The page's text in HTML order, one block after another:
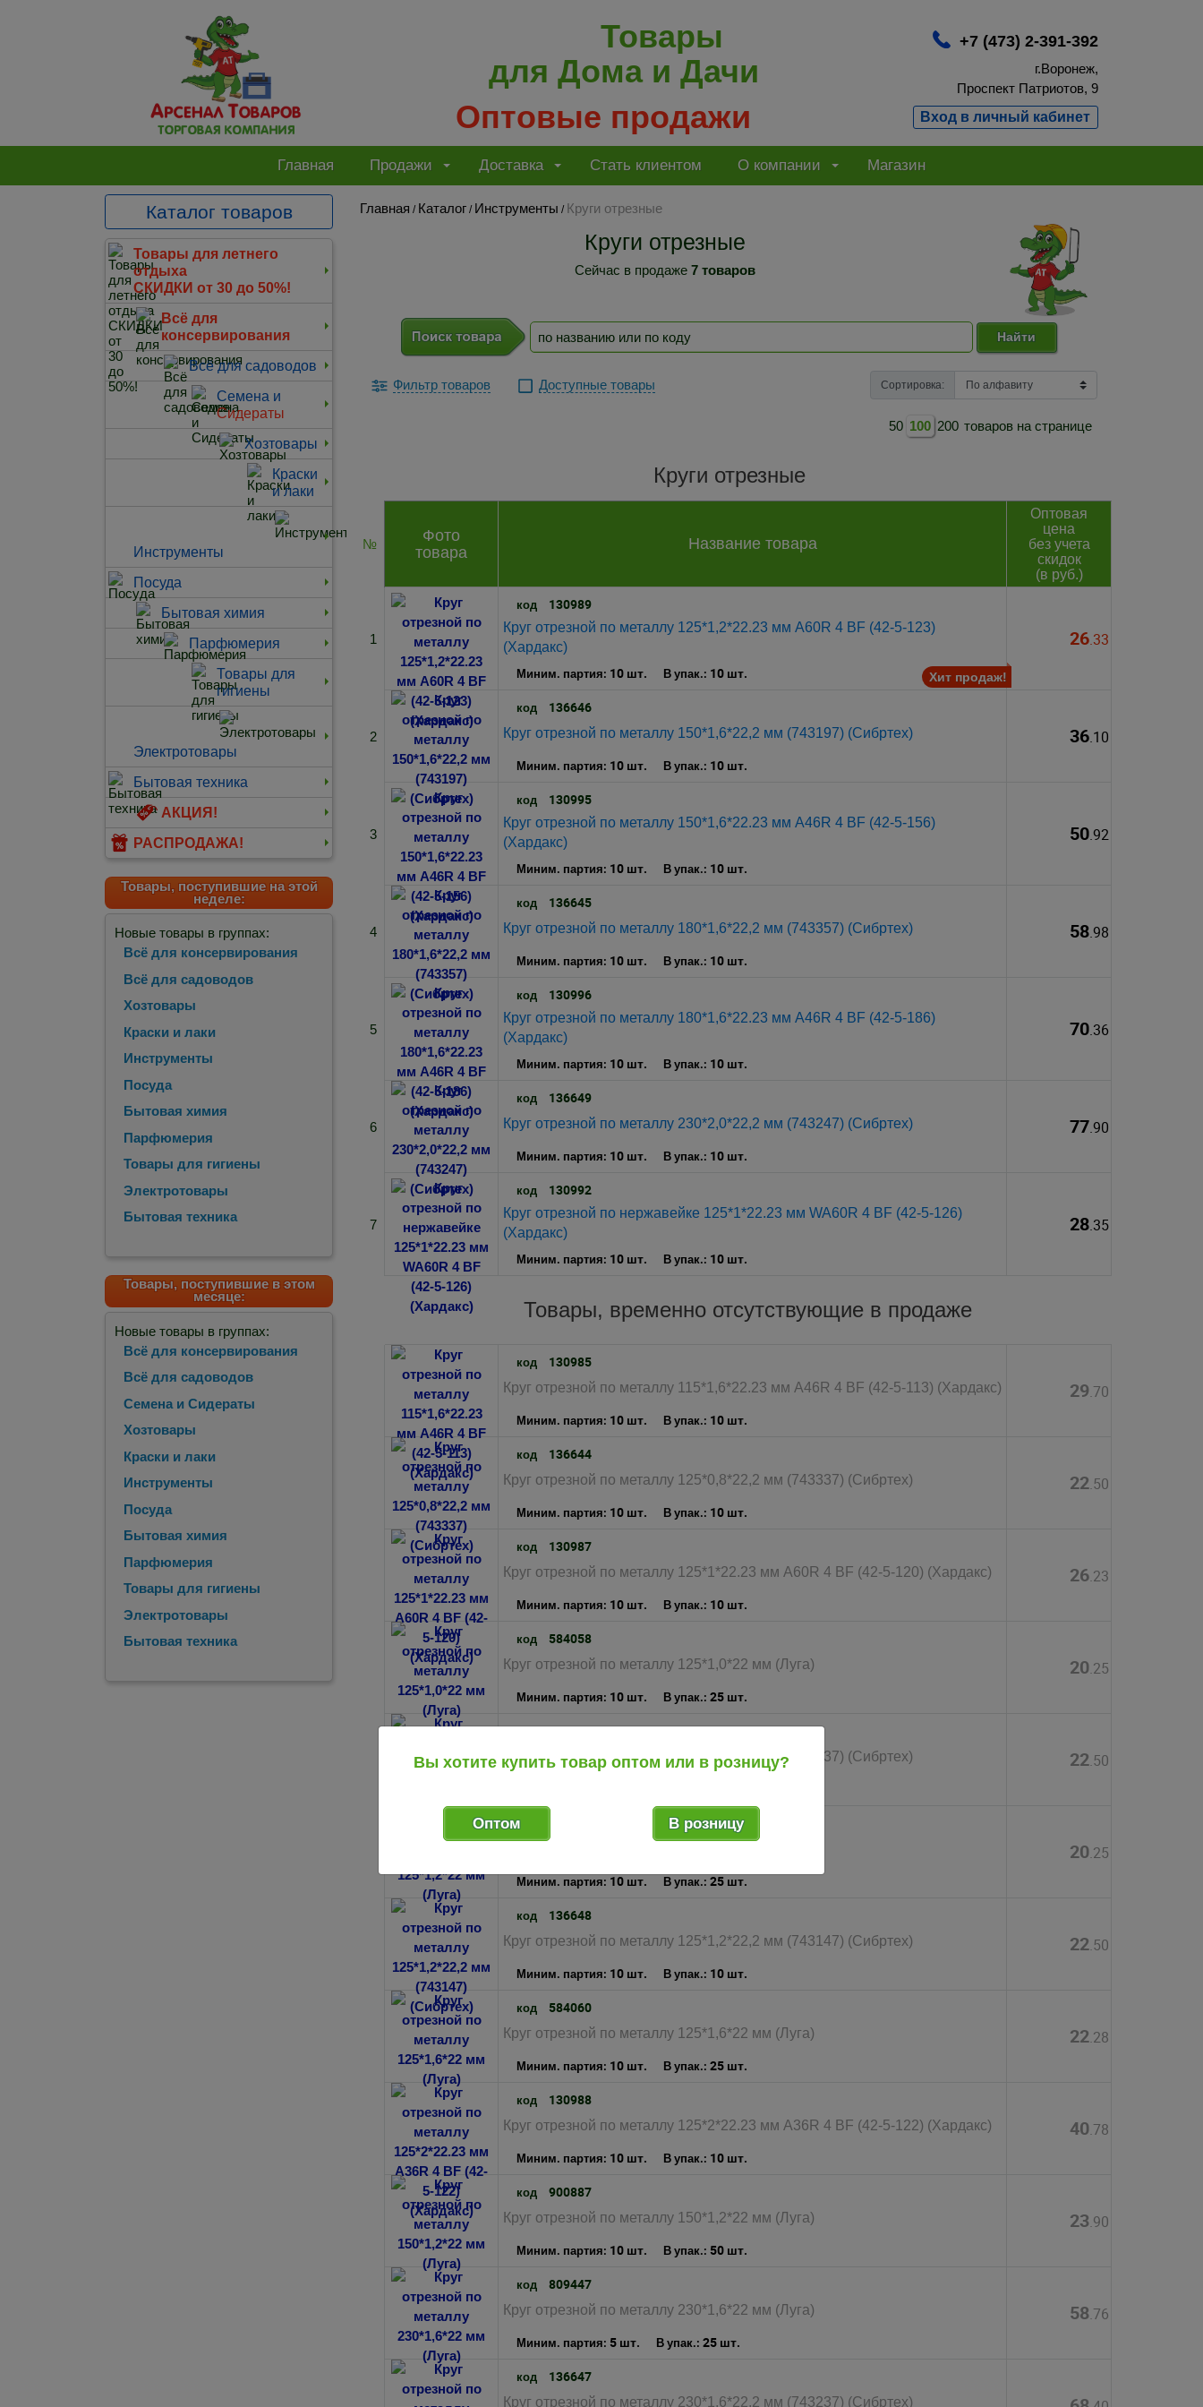
Товары
для Дома и Дачи
Оптовые продажи
+7 (473) 2-391-392
г.Воронеж,
Проспект Патриотов, 9
Вход в личный кабинет
Главная Продажи Доставка Стать клиентом О компании Магазин
Каталог товаров
Товары для летнего
отдыха
СКИДКИ от 30 до 50%!
Всё для
консервирования
Всё для садоводов
Семена и
Сидераты
Хозтовары
Краски
и лаки
Инструменты
Посуда
Бытовая химия
Парфюмерия
Товары для
гигиены
Электротовары
Бытовая техника
АКЦИЯ!
РАСПРОДАЖА!
Товары, поступившие на этой
неделе:
Новые товары в группах:
Всё для консервирования
Всё для садоводов
Хозтовары
Краски и лаки
Инструменты
Посуда
Бытовая химия
Парфюмерия
Товары для гигиены
Электротовары
Бытовая техника
Товары, поступившие в этом
месяце:
Новые товары в группах:
Всё для консервирования
Всё для садоводов
Семена и Сидераты
Хозтовары
Краски и лаки
Инструменты
Посуда
Бытовая химия
Парфюмерия
Товары для гигиены
Электротовары
Бытовая техника
Главная / Каталог / Инструменты / Круги отрезные
Круги отрезные
Сейчас в продаже7 товаров
Найти
Фильтр товаров Доступные товары Сортировка:
50 100 200 товаров на странице
Круги отрезные
№
Фото
товара
Название товара
Оптовая
цена
без учета
скидок
(в руб.)
1
код 130989
Круг отрезной по металлу 125*1,2*22.23 мм A60R 4 BF (42-5-123)
(Хардакс)
Миним. партия: 10 шт. В упак.: 10 шт. Хит продаж!
26.33
2
код 136646
Круг отрезной по металлу 150*1,6*22,2 мм (743197) (Сибртех)
Миним. партия: 10 шт. В упак.: 10 шт.
36.10
3
код 130995
Круг отрезной по металлу 150*1,6*22.23 мм A46R 4 BF (42-5-156)
(Хардакс)
Миним. партия: 10 шт. В упак.: 10 шт.
50.92
4
код 136645
Круг отрезной по металлу 180*1,6*22,2 мм (743357) (Сибртех)
Миним. партия: 10 шт. В упак.: 10 шт.
58.98
5
код 130996
Круг отрезной по металлу 180*1,6*22.23 мм A46R 4 BF (42-5-186)
(Хардакс)
Миним. партия: 10 шт. В упак.: 10 шт.
70.36
6
код 136649
Круг отрезной по металлу 230*2,0*22,2 мм (743247) (Сибртех)
Миним. партия: 10 шт. В упак.: 10 шт.
77.90
7
код 130992
Круг отрезной по нержавейке 125*1*22.23 мм WA60R 4 BF (42-5-126)
(Хардакс)
Миним. партия: 10 шт. В упак.: 10 шт.
28.35
Товары, временно отсутствующие в продаже
код 130985
Круг отрезной по металлу 115*1,6*22.23 мм A46R 4 BF (42-5-113) (Хардакс)
Миним. партия: 10 шт. В упак.: 10 шт.
29.70
код 136644
Круг отрезной по металлу 125*0,8*22,2 мм (743337) (Сибртех)
Миним. партия: 10 шт. В упак.: 10 шт.
22.50
код 130987
Круг отрезной по металлу 125*1*22.23 мм A60R 4 BF (42-5-120) (Хардакс)
Миним. партия: 10 шт. В упак.: 10 шт.
26.23
код 584058
Круг отрезной по металлу 125*1,0*22 мм (Луга)
Миним. партия: 10 шт. В упак.: 25 шт.
20.25
код 136650
Круг отрезной по металлу 125*1,0*22,2 мм (743137) (Сибртех) 22.50
код
Миним. партия: 10 шт. В упак.: 25 шт.
20.25
код 136648
Круг отрезной по металлу 125*1,2*22,2 мм (743147) (Сибртех)
Миним. партия: 10 шт. В упак.: 10 шт.
22.50
код 584060
Круг отрезной по металлу 125*1,6*22 мм (Луга)
Миним. партия: 10 шт. В упак.: 25 шт.
22.28
код 130988
Круг отрезной по металлу 125*2*22.23 мм A36R 4 BF (42-5-122) (Хардакс)
Миним. партия: 10 шт. В упак.: 10 шт.
40.78
код 900887
Круг отрезной по металлу 150*1,2*22 мм (Луга)
Миним. партия: 10 шт. В упак.: 50 шт.
23.90
код 809447
Круг отрезной по металлу 230*1,6*22 мм (Луга)
Миним. партия: 5 шт. В упак.: 25 шт.
58.76
код 136647
Круг отрезной по металлу 230*1,6*22,2 мм (743237) (Сибртех)
Вы хотите купить товар оптом или в розницу?
Оптом В розницу